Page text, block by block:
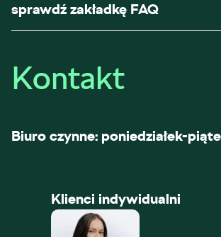
sprawdź zakładkę FAQ
Kontakt
Biuro czynne: poniedziałek-
Klienci indywidualni